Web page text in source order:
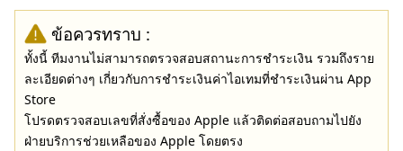
ข้อควรทราบ :
ทั้งนี้ ทีมงานไม่สามารถตรวจสอบสถานะการชำระเงิน รวมถึงราย
ละเอียดต่างๆ เกี่ยวกับการชำระเงินค่าไอเทมที่ชำระเงินผ่าน App
Store
โปรดตรวจสอบเลขที่สั่งซื้อของ Apple แล้วติดต่อสอบถามไปยัง
ฝ่ายบริการช่วยเหลือของ Apple โดยตรง